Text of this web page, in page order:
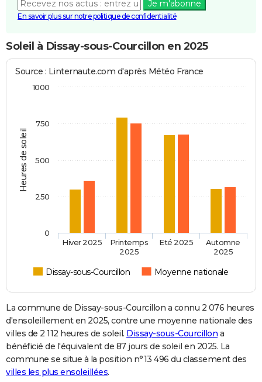
Je m'abonne
En savoir plus sur notre politique de confidentialité
Soleil à Dissay-sous-Courcillon en 2025
Heures de soleil
Source : Linternaute.com d'après Météo France
Dissay-sous-Courcillon Moyenne nationale
Hiver 2025
Printemps
2025
Eté 2025
Automne
2025
0
1000
250
500
750
La commune de Dissay-sous-Courcillon a connu 2 076 heures
d'ensoleillement en 2025, contre une moyenne nationale des
villes de 2 112 heures de soleil. Dissay-sous-Courcillon a
bénéficié de l'équivalent de 87 jours de soleil en 2025. La
commune se situe à la position n°13 496 du classement des
villes les plus ensoleillées.